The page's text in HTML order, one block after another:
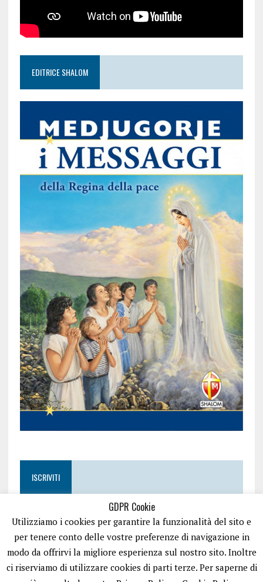
EDITRICE SHALOM
ISCRIVITI
GDPR Cookie
Utilizziamo i cookies per garantire la funzionalità del sito e
per tenere conto delle vostre preferenze di navigazione in
modo da offrirvi la migliore esperienza sul nostro sito. Inoltre
ci riserviamo di utilizzare cookies di parti terze. Per saperne di